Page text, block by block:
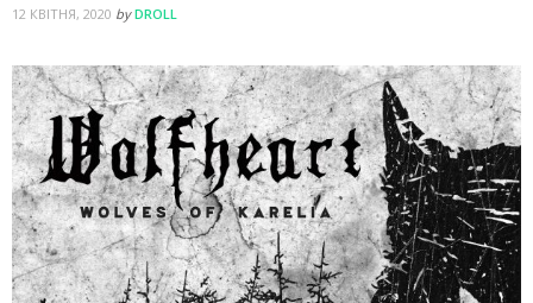
12 КВІТНЯ, 2020 by DROLL